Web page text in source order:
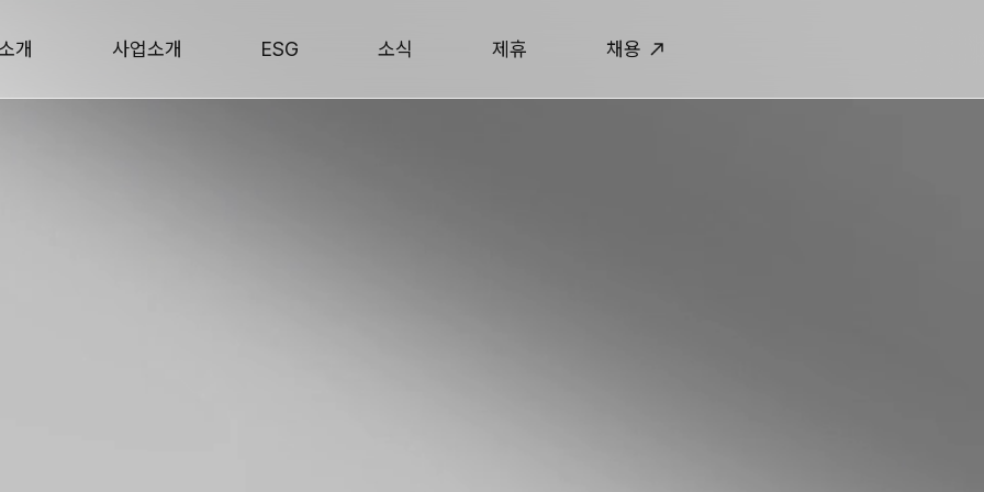
개 사업소개 ESG 소식 제휴 채용